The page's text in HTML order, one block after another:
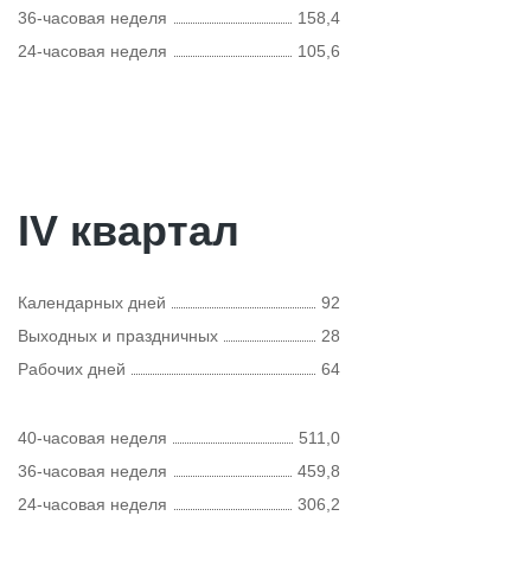
36-часовая неделя
158,4
24-часовая неделя
105,6
IV квартал
Календарных дней
92
Выходных и праздничных
28
Рабочих дней
64
40-часовая неделя
511,0
36-часовая неделя
459,8
24-часовая неделя
306,2